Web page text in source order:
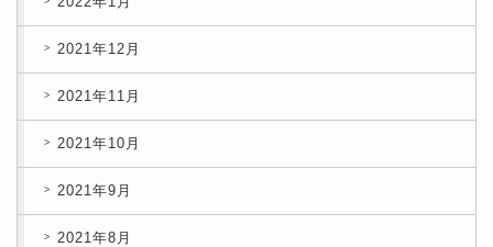
2021年12月
2021年11月
2021年10月
2021年9月
2021年8月